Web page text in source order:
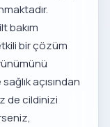
bakım
bir çözüm
açısından
de cildinizi